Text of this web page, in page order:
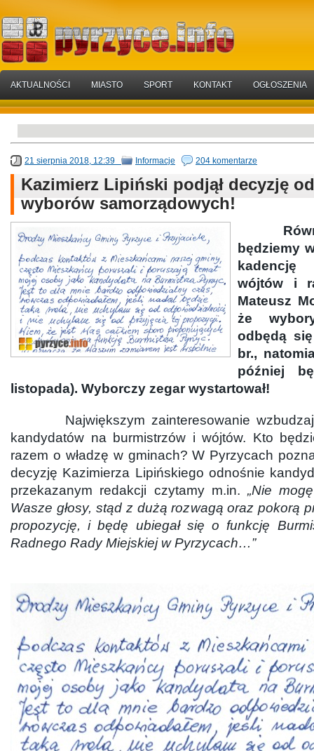
AKTUALNOŚCI MIASTO SPORT KONTAKT OGŁOSZENIA
21 sierpnia 2018, 12:39 Informacje 204 komentarze
Kazimierz Lipiński podjął decyzję
wyborów samorządowych!
Równo
będziemy
wójtów i
Mateusz
że
odbędą
br.,
później
listopada). Wyborczy zegar wystartował!
Największym zainteresowanie
kandydatów na burmistrzów i wójtów. Kto
razem o władzę w gminach? W Pyrzycach
decyzję Kazimierza Lipińskiego odnośnie
przekazanym redakcji czytamy m.in. „Nie
Wasze głosy, stąd z dużą rozwagą oraz pokorą
propozycję, i będę ubiegał się o funkcję
Radnego Rady Miejskiej w Pyrzycach…”